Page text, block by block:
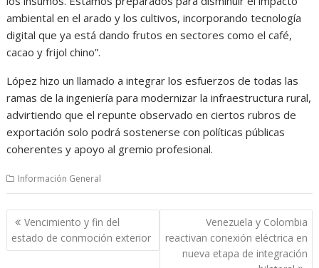
ambiental en el arado y los cultivos, incorporando tecnología
digital que ya está dando frutos en sectores como el café,
cacao y frijol chino”.
López hizo un llamado a integrar los esfuerzos de todas las
ramas de la ingeniería para modernizar la infraestructura rural,
advirtiendo que el repunte observado en ciertos rubros de
exportación solo podrá sostenerse con políticas públicas
coherentes y apoyo al gremio profesional.
Información General
Navegación
de
entradas
Vencimiento y fin del
estado de conmoción exterior
Venezuela y Colombia
reactivan conexión eléctrica en
nueva etapa de integración